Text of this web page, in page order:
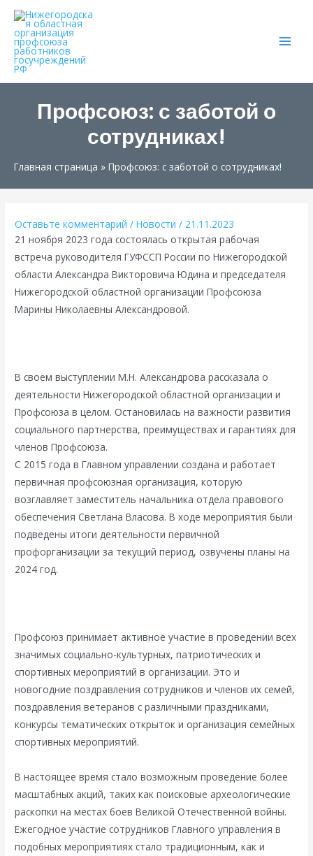
Профсоюз: с заботой о
сотрудниках!
Главная страница » Профсоюз: с заботой о сотрудниках!
Оставьте комментарий /Новости / 21.11.2023
21 ноября 2023 года состоялась открытая рабочая
встреча руководителя ГУФССП России по Нижегородской
области Александра Викторовича Юдина и председателя
Нижегородской областной организации Профсоюза
Марины Николаевны Александровой.
В своем выступлении М.Н. Александрова рассказала о
деятельности Нижегородской областной организации и
Профсоюза в целом. Остановилась на важности развития
социального партнерства, преимуществах и гарантиях для
членов Профсоюза.
С 2015 года в Главном управлении создана и работает
первичная профсоюзная организация, которую
возглавляет заместитель начальника отдела правового
обеспечения Светлана Власова. В ходе мероприятия были
подведены итоги деятельности первичной
профорганизации за текущий период, озвучены планы на
2024 год.
Профсоюз принимает активное участие в проведении всех
значимых социально-культурных, патриотических и
спортивных мероприятий в организации. Это и
новогодние поздравления сотрудников и членов их семей,
поздравления ветеранов с различными праздниками,
конкурсы тематических открыток и организация семейных
спортивных мероприятий.
В настоящее время стало возможным проведение более
масштабных акций, таких как поисковые археологические
раскопки на местах боев Великой Отечественной войны.
Ежегодное участие сотрудников Главного управления в
подобных мероприятиях стало традиционным, как и